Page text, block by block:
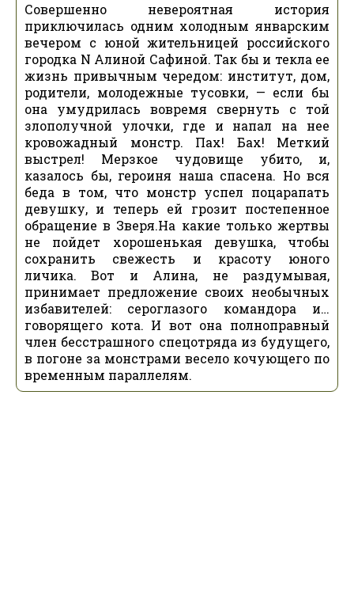
Совершенно невероятная история
приключилась одним холодным январским
вечером с юной жительницей российского
городка N Алиной Сафиной. Так бы и текла ее
жизнь привычным чередом: институт, дом,
родители, молодежные тусовки, — если бы
она умудрилась вовремя свернуть с той
злополучной улочки, где и напал на нее
кровожадный монстр. Пах! Бах! Меткий
выстрел! Мерзкое чудовище убито, и,
казалось бы, героиня наша спасена. Но вся
беда в том, что монстр успел поцарапать
девушку, и теперь ей грозит постепенное
обращение в Зверя.На какие только жертвы
не пойдет хорошенькая девушка, чтобы
сохранить свежесть и красоту юного
личика. Вот и Алина, не раздумывая,
принимает предложение своих необычных
избавителей: сероглазого командора и…
говорящего кота. И вот она полноправный
член бесстрашного спецотряда из будущего,
в погоне за монстрами весело кочующего по
временным параллелям.